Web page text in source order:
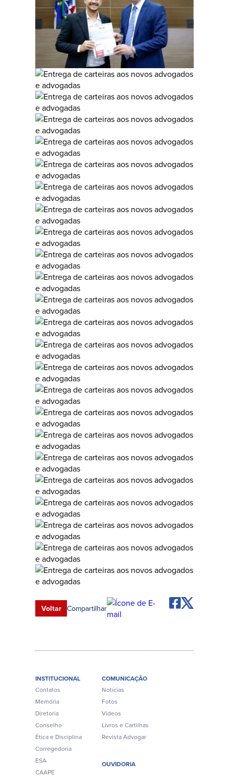
Voltar Compartilhar
INSTITUCIONAL
Contatos
Memória
Diretoria
Conselho
Ética e Disciplina
Corregedoria
ESA
CAAPE
COMUNICAÇÃO
Notícias
Fotos
Vídeos
Livros e Cartilhas
Revista Advogar
OUVIDORIA